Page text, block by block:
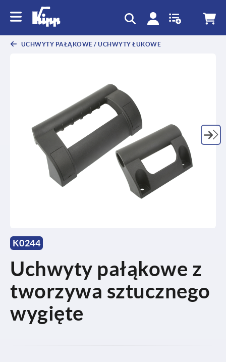
UCHWYTY PAŁĄKOWE / UCHWYTY ŁUKOWE
K0244
Uchwyty pałąkowe z
tworzywa sztucznego
wygięte